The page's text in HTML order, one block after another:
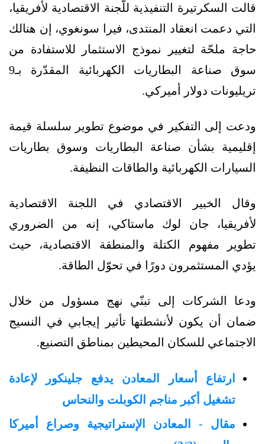
قالت السكرتيرة التنفيذية للّجنة الاقتصادية لأفريقيا،
التي دعمت انعقاد المنتدى، فيرا سونغوي، إن هنالك
حاجة ملحّة لتغيير نموذج الاستثمار للاستفادة من
سوق صناعة البطاريات الكهربائية المقدّرة بـ9
تريليونات دولار أميركي.
ودعت إلى التفكير في موضوع تطوير سلسلة قيمة
إقليمية بشأن صناعة البطاريات وسوق بطاريات
السيارات الكهربائية والطاقات النظيفة.
وقال الخبير الاقتصادي في اللجنة الاقتصادية
لأفريقيا، جان لوك ماستاكي، إنه من الضروري
تطوير مفهوم الكتلة والمنطقة الاقتصادية، حيث
يؤدي المستثمرون دورًا في تحوّل الطاقة.
ودعا الشركات إلى تبنّي نهج مسؤول من خلال
ضمان أن يكون لأنشطتها تأثير إيجابي في النسيج
الاجتماعي للسكان المحيطين بمناطق التصنيع.
ارتفاع أسعار المعادن يدفع جلينكور لإعادة
تشغيل أكبر مناجم الكوبلت والنحاس
مقال - المعادن الإستراتيجية وصراع أميركا